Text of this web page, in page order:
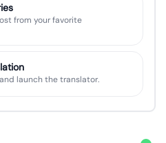
from your favorite
launch the translator.